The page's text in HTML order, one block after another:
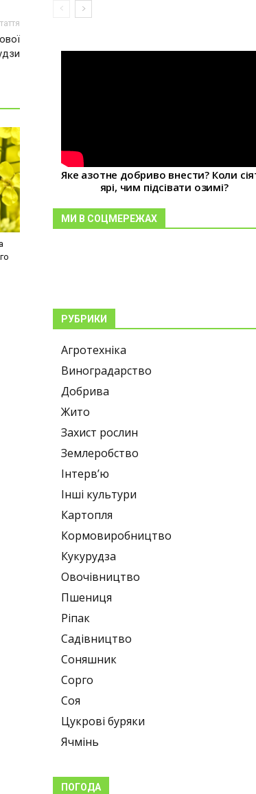
Яке азотне добриво внести? Коли
ярі, чим підсівати озимі?
МИ В СОЦМЕРЕЖАХ
РУБРИКИ
Агротехніка
Виноградарство
Добрива
Жито
Захист рослин
Землеробство
Інтерв’ю
Інші культури
Картопля
Кормовиробництво
Кукурудза
Овочівництво
Пшениця
Ріпак
Садівництво
Соняшник
Сорго
Соя
Цукрові буряки
Ячмінь
ПОГОДА